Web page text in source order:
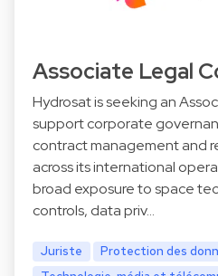
Associate Legal
Hydrosat is seeking an
support corporate
contract management and
across its international
broad exposure to space
controls, data priv…
Juriste
Protection des